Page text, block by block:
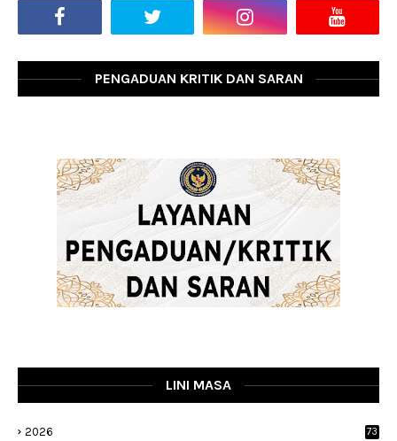
PENGADUAN KRITIK DAN SARAN
LINI MASA
2026 73